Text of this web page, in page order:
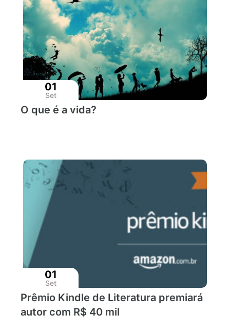
01
Set
O que é a vida?
01
Set
Prêmio Kindle de Literatura premiará
autor com R$ 40 mil